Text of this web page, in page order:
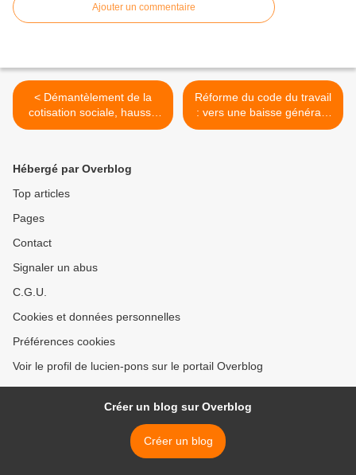
Ajouter un commentaire
< Démantèlement de la
cotisation sociale, hausse
de la CSG : Macron
Réforme du code du travail
: vers une baisse générale
des salaires ? >
Hébergé par Overblog
Top articles
Pages
Contact
Signaler un abus
C.G.U.
Cookies et données personnelles
Préférences cookies
Voir le profil de lucien-pons sur le portail Overblog
Créer un blog sur Overblog
Créer un blog